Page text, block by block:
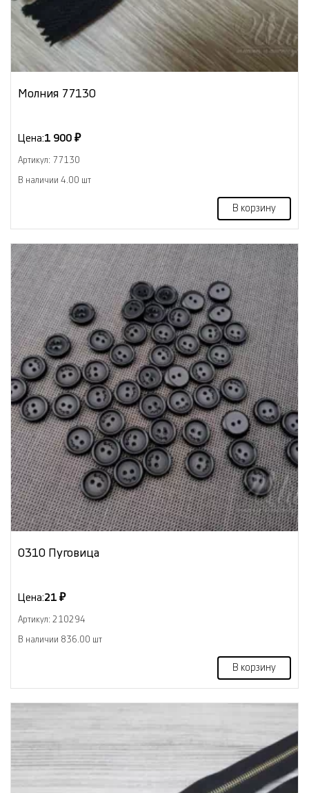
Молния 77130
Цена:1 900 ₽
Артикул: 77130
В наличии 4.00 шт
В корзину
0310 Пуговица
Цена:21 ₽
Артикул: 210294
В наличии 836.00 шт
В корзину